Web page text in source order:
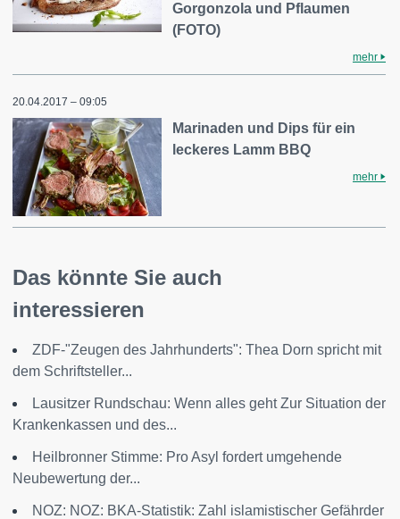
Gorgonzola und Pflaumen
(FOTO)
mehr
20.04.2017 – 09:05
Marinaden und Dips für ein
leckeres Lamm BBQ
mehr
Das könnte Sie auch
interessieren
ZDF-"Zeugen des Jahrhunderts": Thea Dorn spricht mit
dem Schriftsteller...
Lausitzer Rundschau: Wenn alles geht Zur Situation der
Krankenkassen und des...
Heilbronner Stimme: Pro Asyl fordert umgehende
Neubewertung der...
NOZ: NOZ: BKA-Statistik: Zahl islamistischer Gefährder